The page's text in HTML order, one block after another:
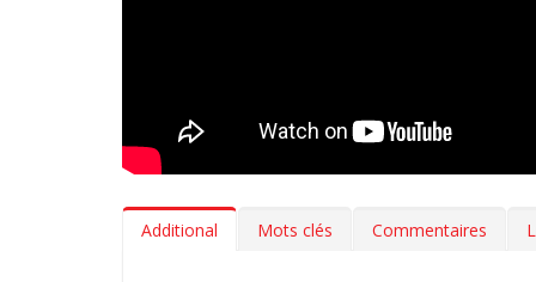
Additional Mots clés Commentaires